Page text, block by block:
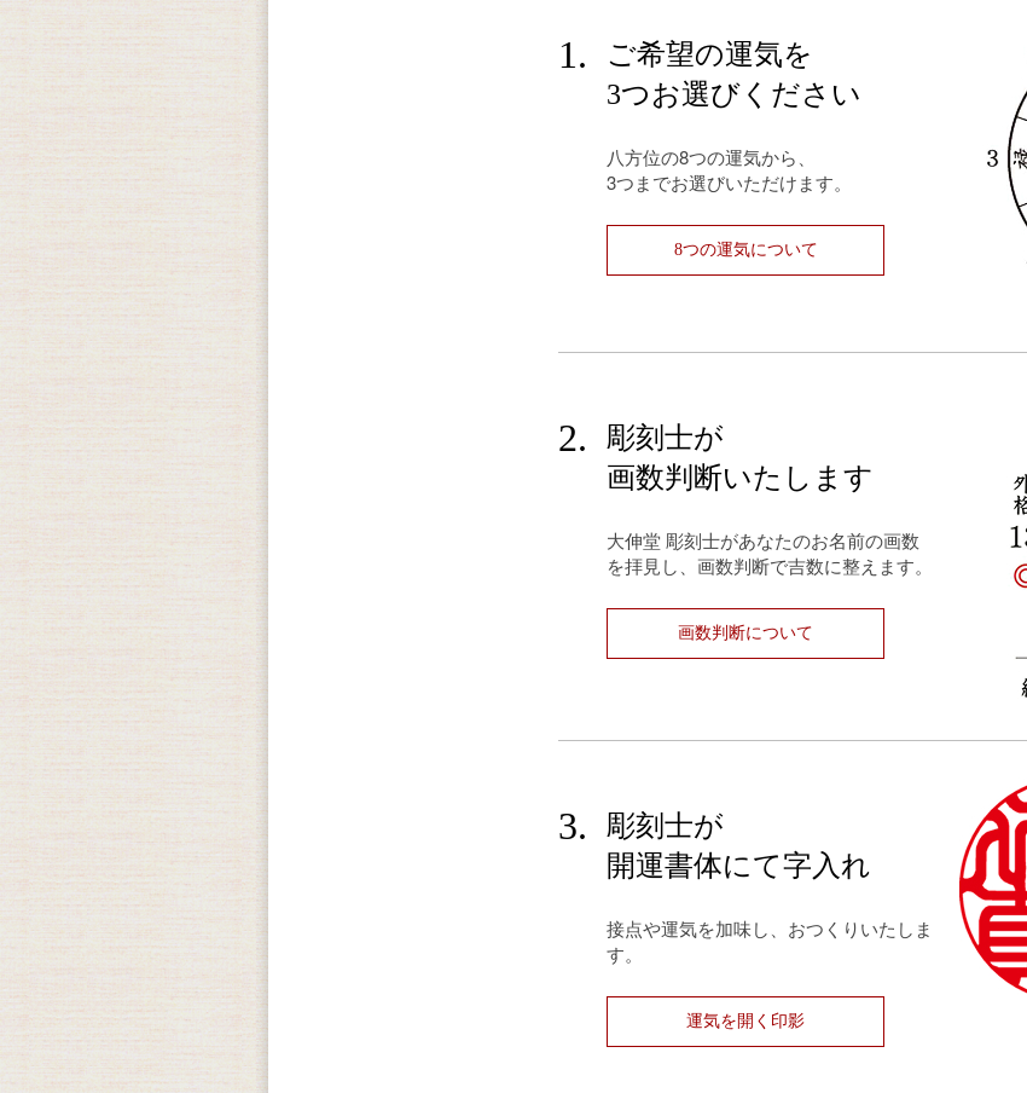
1.
ご希望の運気を
3つお選びください
八方位の8つの運気から、
3つまでお選びいただけます。
8つの運気について
2.
彫刻士が
画数判断いたします
大伸堂 彫刻士があなたのお名前の画数
を拝見し、画数判断で吉数に整えます。
画数判断について
3.
彫刻士が
開運書体にて字入れ
接点や運気を加味し、おつくりいたしま
す。
運気を開く印影